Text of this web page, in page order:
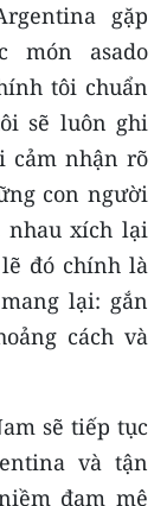
gặp
món asado
tôi chuẩn
sẽ luôn ghi
cảm nhận rõ
con người
nhau xích lại
đó chính là
lại: gắn
cách và
sẽ tiếp tục
và tận
đam mê